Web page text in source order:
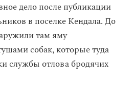
дело после публикации
в поселке Кендала. До
там яму
собак, которые туда
службы отлова бродячих